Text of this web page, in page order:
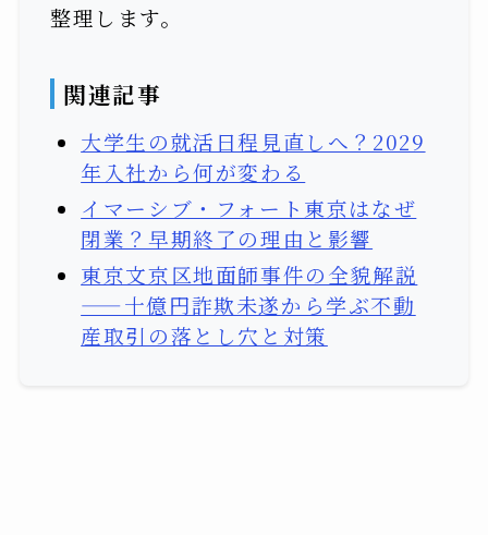
整理します。
関連記事
大学生の就活日程見直しへ？2029
年入社から何が変わる
イマーシブ・フォート東京はなぜ
閉業？早期終了の理由と影響
東京文京区地面師事件の全貌解説
——十億円詐欺未遂から学ぶ不動
産取引の落とし穴と対策